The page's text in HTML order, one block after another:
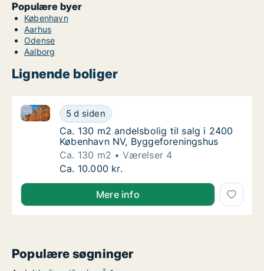
Populære byer
København
Aarhus
Odense
Aalborg
Lignende boliger
Ca. 130 m2 andelsbolig til salg i 2400
5 d siden
Ca. 130 m2 andelsbolig til salg i 2400 København
Ca. 130 m2 andelsbolig til salg i 2400
Ca. 130 m2 andelsbolig til salg i 2400
København NV, Byggeforeningshus
Ca. 130 m2
Værelser 4
Ca. 130 m2 andelsbolig til salg i 2400
Ca. 10.000 kr.
Mere info
Populære søgninger